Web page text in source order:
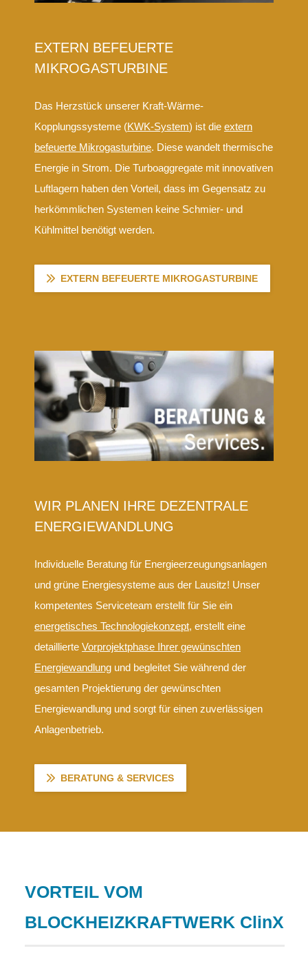
EXTERN BEFEUERTE
MIKROGASTURBINE
Das Herzstück unserer Kraft-Wärme-
Kopplungssysteme (KWK-System) ist die extern
befeuerte Mikrogasturbine. Diese wandelt thermische
Energie in Strom. Die Turboaggregate mit innovativen
Luftlagern haben den Vorteil, dass im Gegensatz zu
herkömmlichen Systemen keine Schmier- und
Kühlmittel benötigt werden.
EXTERN BEFEUERTE MIKROGASTURBINE
WIR PLANEN IHRE DEZENTRALE
ENERGIEWANDLUNG
Individuelle Beratung für Energieerzeugungsanlagen
und grüne Energiesysteme aus der Lausitz! Unser
kompetentes Serviceteam erstellt für Sie ein
energetisches Technologiekonzept, erstellt eine
detaillierte Vorprojektphase Ihrer gewünschten
Energiewandlung und begleitet Sie während der
gesamten Projektierung der gewünschten
Energiewandlung und sorgt für einen zuverlässigen
Anlagenbetrieb.
BERATUNG & SERVICES
VORTEIL VOM
BLOCKHEIZKRAFTWERK ClinX